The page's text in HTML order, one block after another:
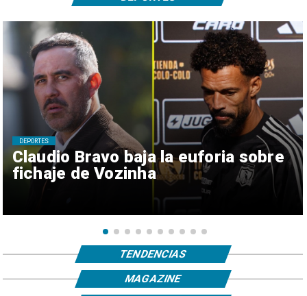
Claudio Bravo baja la euforia sobre
fichaje de Vozinha
DEPORTES
TENDENCIAS
MAGAZINE